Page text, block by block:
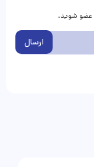
عضو شوید.
ارسال